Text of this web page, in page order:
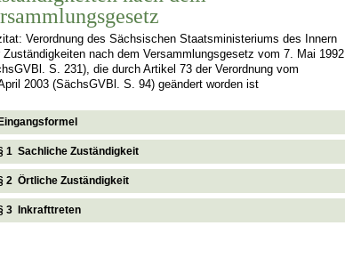
Verordnung des Sächsischen Staatsministeriums des Innern
Zuständigkeiten nach dem Versammlungsgesetz vom 7. Mai 1992
S. 231), die durch Artikel 73 der Verordnung vom
2003 (SächsGVBl. S. 94) geändert worden ist
1 Sachliche Zuständigkeit
2 Örtliche Zuständigkeit
3 Inkrafttreten